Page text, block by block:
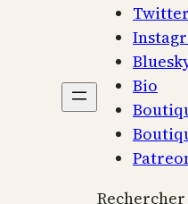
Bio
Rechercher